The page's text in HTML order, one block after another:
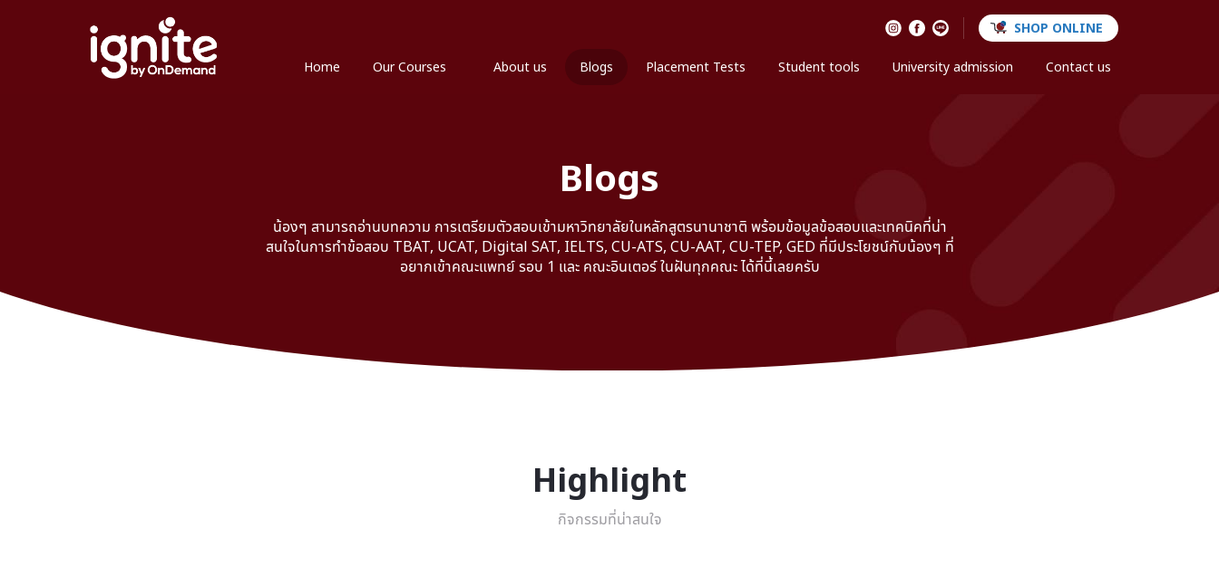
SHOP ONLINE
Home Our Courses About us Blogs Placement Tests Student tools University admission Contact us
Blogs
น้องๆ สามารถอ่านบทความ การเตรียมตัวสอบเข้ามหาวิทยาลัยในหลักสูตรนานาชาติ พร้อมข้อมูลข้อสอบและเทคนิคที่น่า
สนใจในการทำข้อสอบ TBAT, UCAT, Digital SAT, IELTS, CU-ATS, CU-AAT, CU-TEP, GED ที่มีประโยชน์กับน้องๆ ที่
อยากเข้าคณะแพทย์ รอบ 1 และ คณะอินเตอร์ ในฝันทุกคณะ ได้ที่นี้เลยครับ
Highlight
กิจกรรมที่น่าสนใจ